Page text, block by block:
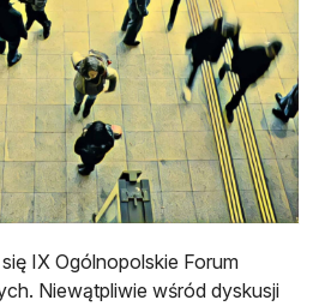
IX Ogólnopolskie Forum
Niewątpliwie wśród dyskusji